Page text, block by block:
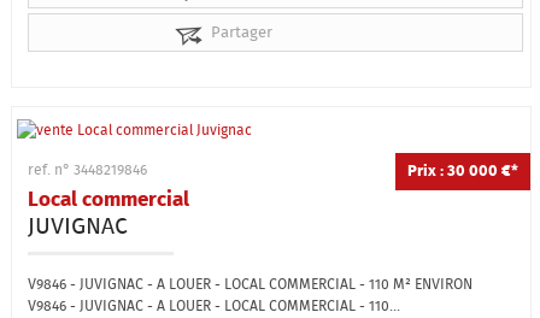
Partager
Prix : 30 000 €*
ref. n° 3448219846
Local commercial
JUVIGNAC
V9846 - JUVIGNAC - A LOUER - LOCAL COMMERCIAL - 110 M² ENVIRON
V9846 - JUVIGNAC - A LOUER - LOCAL COMMERCIAL - 110...